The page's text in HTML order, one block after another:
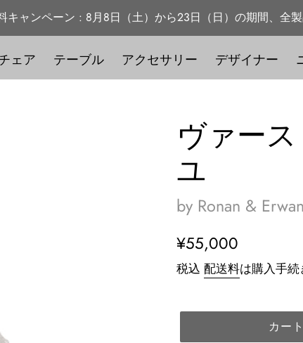
キャンペーン : 8月8日（土）から23日（日）の期間、全製
ェア テーブル アクセサリー デザイナー
ヴァー
ユ
by Ronan &
通
常
格
¥55,000
税込 配送料は購入手続
カー